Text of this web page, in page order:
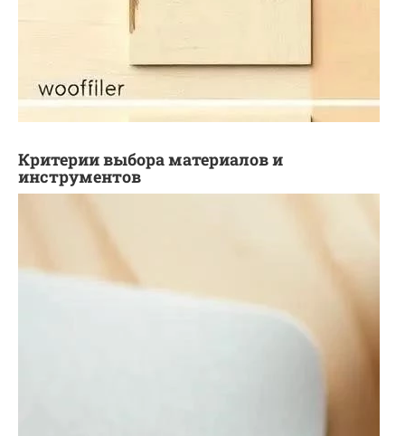
Критерии выбора материалов и
инструментов